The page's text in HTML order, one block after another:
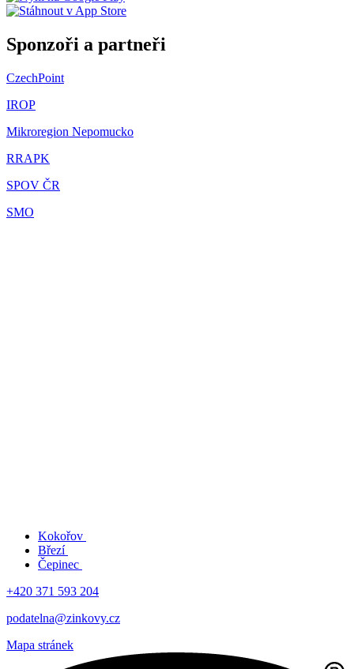
Sponzoři a partneři
CzechPoint
IROP
Mikroregion Nepomucko
RRAPK
SPOV ČR
SMO
Kokořov
Březí
Čepinec
+420 371 593 204
podatelna@zinkovy.cz
Mapa stránek